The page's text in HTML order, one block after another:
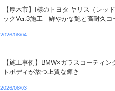
【厚木市】I様のトヨタ ヤリス（レッ
ックVer.3施工｜鮮やかな艶と高耐久コ
2026/08/04
【施工事例】BMW×ガラスコーティン
トボディが放つ上質な輝き
2026/08/03